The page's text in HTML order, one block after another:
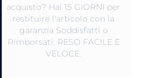
acquisto? Hai 15 GIORNI per
restituire l'articolo con la
garanzia Soddisfatti o
Rimborsati. RESO FACILE E
VELOCE.